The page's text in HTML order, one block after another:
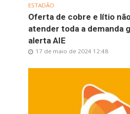
ESTADÃO
Oferta de cobre e lítio
atender toda a demanda
alerta AIE
17 de maio de 2024 12:48